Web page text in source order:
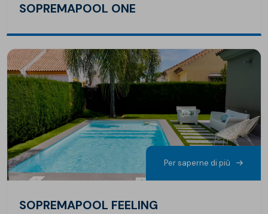
SOPREMAPOOL ONE
Per saperne di più
SOPREMAPOOL FEELING